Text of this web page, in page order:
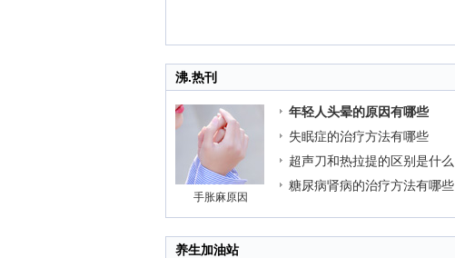
沸.热刊
手胀麻原因
年轻人头晕的原因有哪些
失眠症的治疗方法有哪些
超声刀和热拉提的区别是什么
糖尿病肾病的治疗方法有哪些
养生加油站